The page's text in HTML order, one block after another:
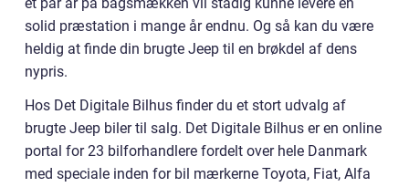
solid præstation i mange år endnu. Og så kan du være
heldig at finde din brugte Jeep til en brøkdel af dens
nypris.
Hos Det Digitale Bilhus finder du et stort udvalg af
brugte Jeep biler til salg. Det Digitale Bilhus er en online
portal for 23 bilforhandlere fordelt over hele Danmark
med speciale inden for bil mærkerne Toyota, Fiat, Alfa